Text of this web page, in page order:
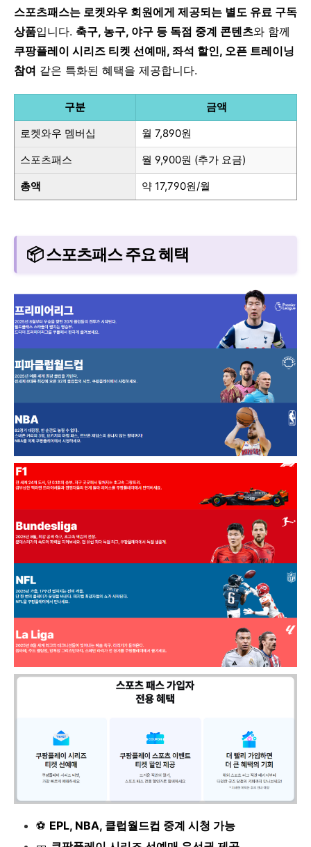
스포츠패스는 로켓와우 회원에게 제공되는 별도 유료 구독
상품입니다. 축구, 농구, 야구 등 독점 중계 콘텐츠와 함께
쿠팡플레이 시리즈 티켓 선예매, 좌석 할인, 오픈 트레이닝
참여 같은 특화된 혜택을 제공합니다.
구분
금액
로켓와우 멤버십
월 7,890원
스포츠패스
월 9,900원 (추가 요금)
총액
약 17,790원/월
📦 스포츠패스 주요 혜택
⚽ EPL, NBA, 클럽월드컵 중계 시청 가능